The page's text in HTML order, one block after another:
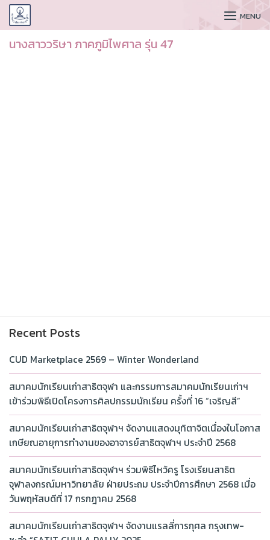
CUDAA MENU
นางสาววริษา ภาคภูมิไพศาล รุ่น 47
Recent Posts
CUD Marketplace 2569 – Winter Wonderland
สมาคมนักเรียนเก่าสาธิตจุฬา และกรรมการสมาคมนักเรียนเก่าฯ
เข้าร่วมพิธีเปิดโครงการศิลปกรรมนักเรียน ครั้งที่ 16 “เจริญสี”
สมาคมนักเรียนเก่าสาธิตจุฬาฯ จัดงานแสดงมุทิตาจิตเนื่องในโอกาส
เกษียณอายุการทำงานของอาจารย์สาธิตจุฬาฯ ประจำปี 2568
สมาคมนักเรียนเก่าสาธิตจุฬาฯ ร่วมพิธีไหว้ครู โรงเรียนสาธิต
จุฬาลงกรณ์มหาวิทยาลัย ฝ่ายประถม ประจำปีการศึกษา 2568 เมื่อ
วันพฤหัสบดีที่ 17 กรกฎาคม 2568
สมาคมนักเรียนเก่าสาธิตจุฬาฯ จัดงานแรลลี่การกุศล กรุงเทพ-